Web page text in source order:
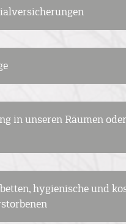
in unseren Räumen
hygienische und